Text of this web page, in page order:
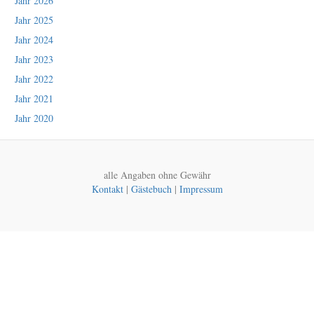
Jahr 2025
Jahr 2024
Jahr 2023
Jahr 2022
Jahr 2021
Jahr 2020
alle Angaben ohne Gewähr
Kontakt| Gästebuch| Impressum